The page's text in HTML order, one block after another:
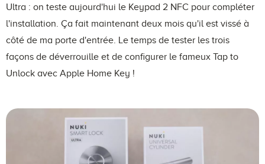
Ultra : on teste aujourd'hui le Keypad 2 NFC pour compléter
l'installation. Ça fait maintenant deux mois qu'il est vissé à
côté de ma porte d'entrée. Le temps de tester les trois
façons de déverrouille et de configurer le fameux Tap to
Unlock avec Apple Home Key !